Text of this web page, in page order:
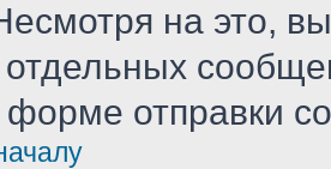
на это,
отдельных
форме отправки